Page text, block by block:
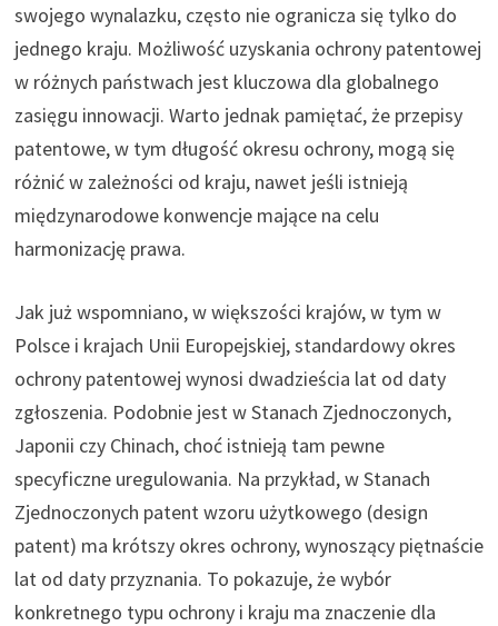
swojego wynalazku, często nie ogranicza się tylko do
jednego kraju. Możliwość uzyskania ochrony patentowej
w różnych państwach jest kluczowa dla globalnego
zasięgu innowacji. Warto jednak pamiętać, że przepisy
patentowe, w tym długość okresu ochrony, mogą się
różnić w zależności od kraju, nawet jeśli istnieją
międzynarodowe konwencje mające na celu
harmonizację prawa.
Jak już wspomniano, w większości krajów, w tym w
Polsce i krajach Unii Europejskiej, standardowy okres
ochrony patentowej wynosi dwadzieścia lat od daty
zgłoszenia. Podobnie jest w Stanach Zjednoczonych,
Japonii czy Chinach, choć istnieją tam pewne
specyficzne uregulowania. Na przykład, w Stanach
Zjednoczonych patent wzoru użytkowego (design
patent) ma krótszy okres ochrony, wynoszący piętnaście
lat od daty przyznania. To pokazuje, że wybór
konkretnego typu ochrony i kraju ma znaczenie dla